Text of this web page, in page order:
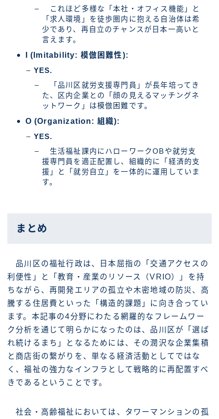
これほど多様な「本社・オフィス機能」と
「求人環境」を徒歩圏内に抱える自治体は希
少であり、再自立のチャンスが日本一高いと
言えます。
I (Imitability: 模倣困難性):
YES.
「品川区就労支援専門員」が長年培ってき
た、区内企業との「顔の見えるマッチングネ
ットワーク」は模倣困難です。
O (Organization: 組織):
YES.
生活福祉課内にハローワークOBや就労支
援専門員を適正配置し、組織的に「経済的支
援」と「就労自立」を一体的に運用していま
す。
まとめ
品川区の福祉行政は、日本屈指の「交通アクセスの
利便性」と「教育・産業のリソース（VRIO）」を持
ちながら、再開発エリアの孤立や木密地域の防災、高
騰する住居費といった「構造的課題」に向き合ってい
ます。本記事の4分野にわたる網羅的なフレームワー
ク分析を通じて明らかになったのは、品川区が「選ば
れ続けるまち」となるためには、その潤沢な企業集積
と商店街の繋がりを、単なる経済活動としてではな
く、福祉の強力なインフラとして戦略的に再配置すべ
きであるということです。
社会・高齢福祉においては、タワーマンションの孤